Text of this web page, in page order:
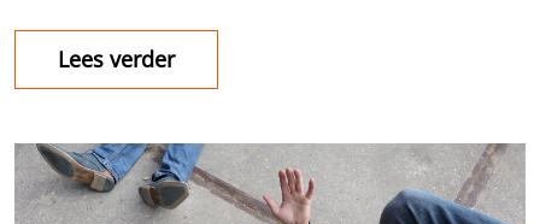
Lees verder